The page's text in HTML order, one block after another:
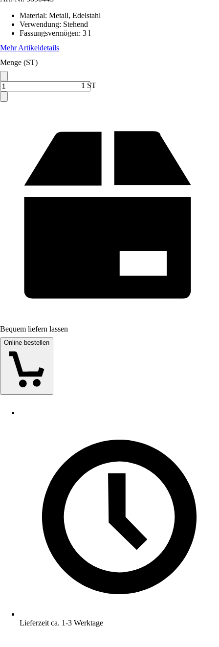
Material: Metall, Edelstahl
Verwendung: Stehend
Fassungsvermögen: 3 l
Mehr Artikeldetails
Menge (ST)
1 ST
Bequem liefern lassen
Online bestellen
Lieferzeit ca. 1-3 Werktage